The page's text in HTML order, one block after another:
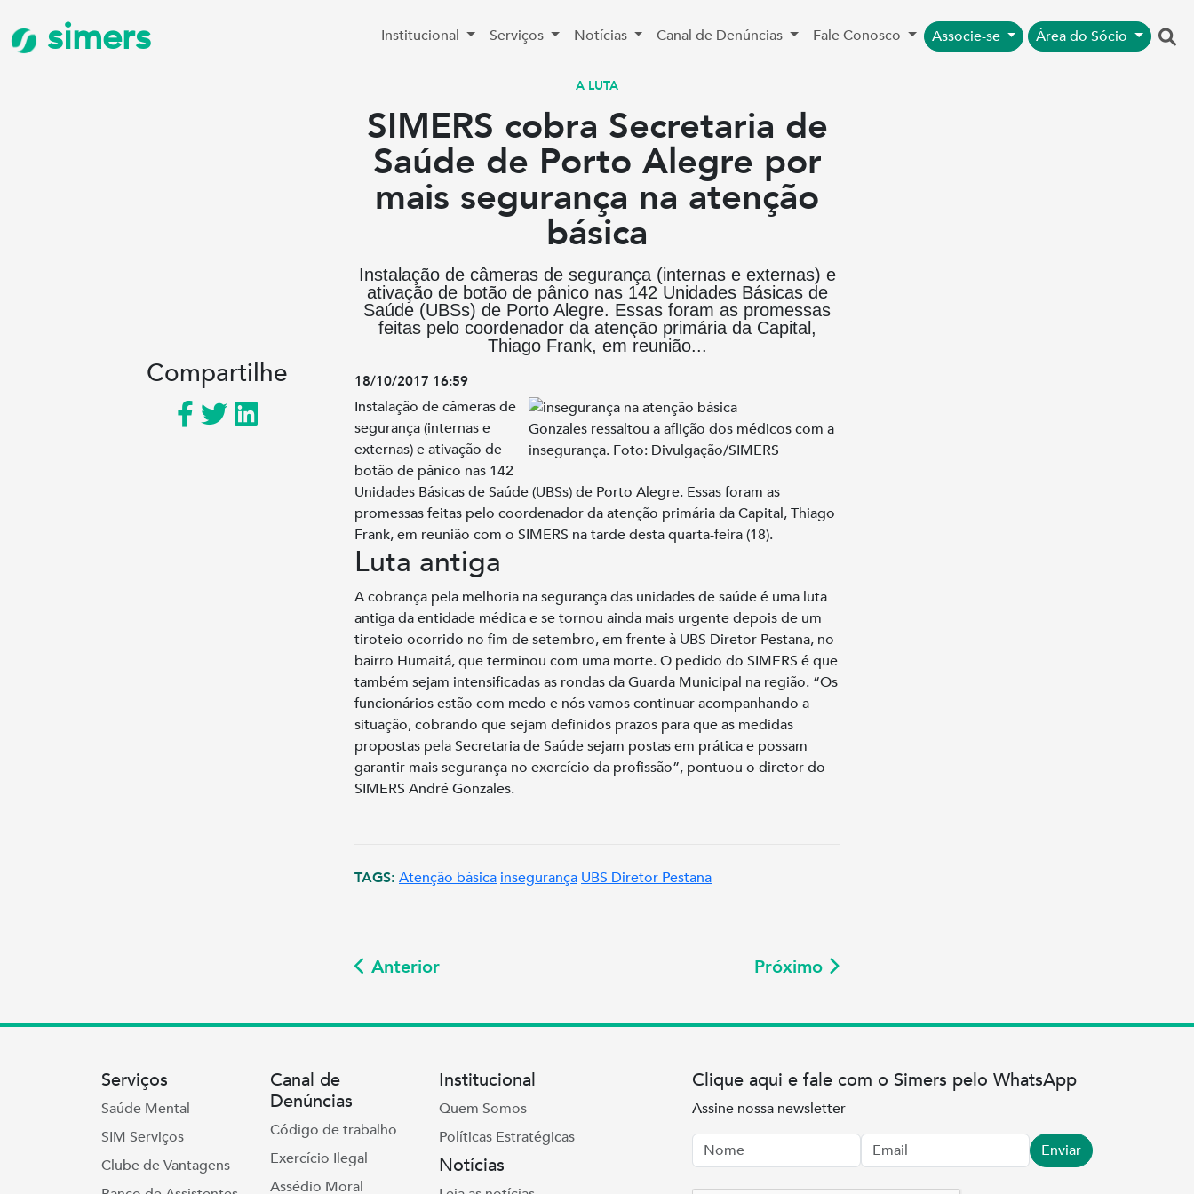
simers Institucional Serviços Notícias Canal de Denúncias Fale Conosco Associe-se Área do Sócio
A LUTA
SIMERS cobra Secretaria de
Saúde de Porto Alegre por
mais segurança na atenção
básica
Instalação de câmeras de segurança (internas e externas) e
ativação de botão de pânico nas 142 Unidades Básicas de
Saúde (UBSs) de Porto Alegre. Essas foram as promessas
feitas pelo coordenador da atenção primária da Capital,
Thiago Frank, em reunião...
Compartilhe 18/10/2017 16:59
Gonzales ressaltou a aflição dos médicos com a
insegurança. Foto: Divulgação/SIMERS
Instalação de câmeras de
segurança (internas e
externas) e ativação de
botão de pânico nas 142
Unidades Básicas de Saúde (UBSs) de Porto Alegre. Essas foram as
promessas feitas pelo coordenador da atenção primária da Capital, Thiago
Frank, em reunião com o SIMERS na tarde desta quarta-feira (18).
Luta antiga
A cobrança pela melhoria na segurança das unidades de saúde é uma luta
antiga da entidade médica e se tornou ainda mais urgente depois de um
tiroteio ocorrido no fim de setembro, em frente à UBS Diretor Pestana, no
bairro Humaitá, que terminou com uma morte. O pedido do SIMERS é que
também sejam intensificadas as rondas da Guarda Municipal na região. “Os
funcionários estão com medo e nós vamos continuar acompanhando a
situação, cobrando que sejam definidos prazos para que as medidas
propostas pela Secretaria de Saúde sejam postas em prática e possam
garantir mais segurança no exercício da profissão”, pontuou o diretor do
SIMERS André Gonzales.
TAGS: Atenção básica insegurança UBS Diretor Pestana
Anterior Próximo
Serviços
Saúde Mental
SIM Serviços
Clube de Vantagens
Canal de
Denúncias
Código de trabalho
Exercício Ilegal
Assédio Moral
Institucional
Quem Somos
Políticas Estratégicas
Notícias
Clique aqui e fale com o Simers pelo WhatsApp
Assine nossa newsletter
Nome
Email Enviar